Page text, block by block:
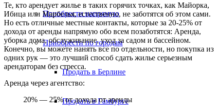
Приобрести напрямую
Приобрести по городам
Продать в Берлине
Продать в Гамбурге
Те, кто арендует жилье в таких горячих точках, как Майорка,
Ибица или Марбелья, естественно, не заботятся об этом сами.
Но есть отличные местные контакты, которые за 20-25% от
дохода от аренды напрямую обо всем позаботятся: Аренда,
уборка дома, обслуживание, уход за садом и бассейном.
Конечно, вы можете нанять все по отдельности, но покупка из
одних рук — это лучший способ сдать жилье серьезным
арендаторам без стресса.
Аренда через агентство:
20% — 25% от дохода от аренды